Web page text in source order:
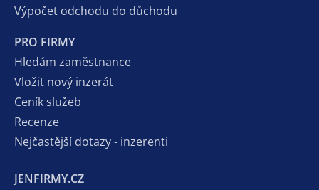
Výpočet odchodu do důchodu
PRO FIRMY
Hledám zaměstnance
Vložit nový inzerát
Ceník služeb
Recenze
Nejčastější dotazy - inzerenti
JENFIRMY.CZ